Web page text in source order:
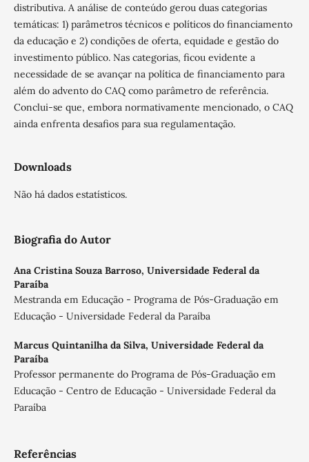
distributiva. A análise de conteúdo gerou duas categorias
temáticas: 1) parâmetros técnicos e políticos do financiamento
da educação e 2) condições de oferta, equidade e gestão do
investimento público. Nas categorias, ficou evidente a
necessidade de se avançar na política de financiamento para
além do advento do CAQ como parâmetro de referência.
Conclui-se que, embora normativamente mencionado, o CAQ
ainda enfrenta desafios para sua regulamentação.
Downloads
Não há dados estatísticos.
Biografia do Autor
Ana Cristina Souza Barroso, Universidade Federal da
Paraíba
Mestranda em Educação - Programa de Pós-Graduação em
Educação - Universidade Federal da Paraíba
Marcus Quintanilha da Silva, Universidade Federal da
Paraíba
Professor permanente do Programa de Pós-Graduação em
Educação - Centro de Educação - Universidade Federal da
Paraíba
Referências